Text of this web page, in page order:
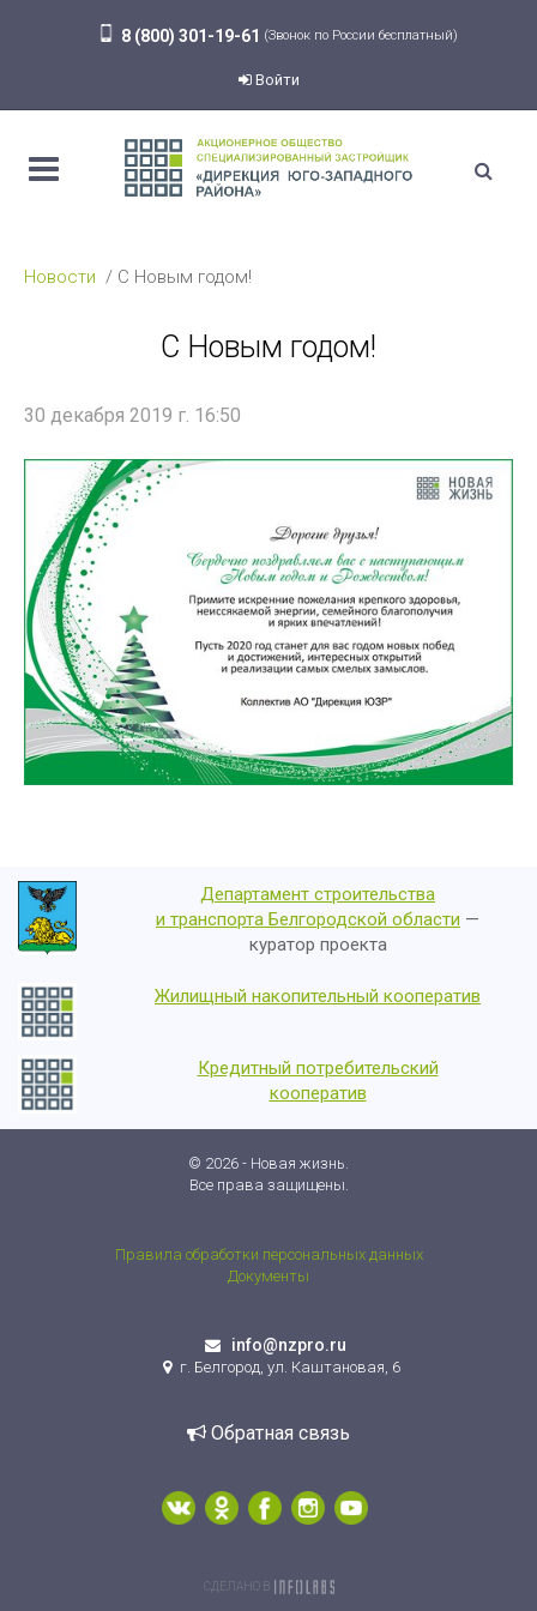
8 (800) 301-19-61 (Звонок по России бесплатный)
Войти
Новости С Новым годом!
С Новым годом!
30 декабря 2019 г. 16:50
Департамент строительства
и транспорта Белгородской области —
куратор проекта
Жилищный накопительный кооператив
Кредитный потребительский
кооператив
© 2026 - Новая жизнь.
Все права защищены.
Правила обработки персональных данных
Документы
info@nzpro.ru
г. Белгород, ул. Каштановая, 6
Обратная связь
СДЕЛАНО В